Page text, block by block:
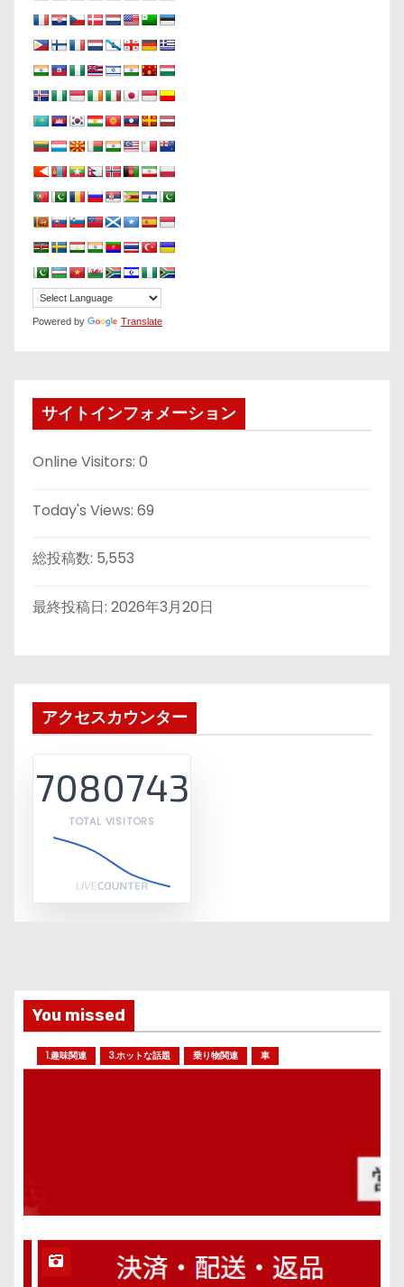
Powered by Translate
サイトインフォメーション
Online Visitors: 0
Today's Views: 69
総投稿数: 5,553
最終投稿日: 2026年3月20日
アクセスカウンター
7080743
TOTAL VISITORS
You missed
1.趣味関連 3.ホットな話題 乗り物関連 車